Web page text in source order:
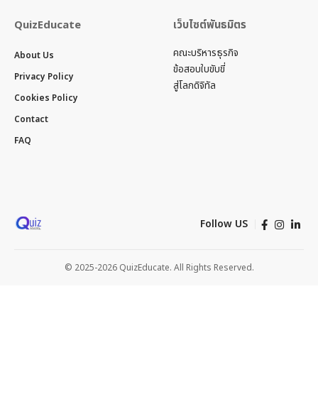
QuizEducate
About Us
Privacy Policy
Cookies Policy
Contact
FAQ
เว็บไซต์พันธมิตร
คณะบริหารธุรกิจ
ข้อสอบใบขับขี่
สู่โลกดิจิทัล
Follow US
© 2025-2026 QuizEducate. All Rights Reserved.